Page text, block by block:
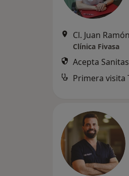
Clínica Fivasa
Acepta Sanitas